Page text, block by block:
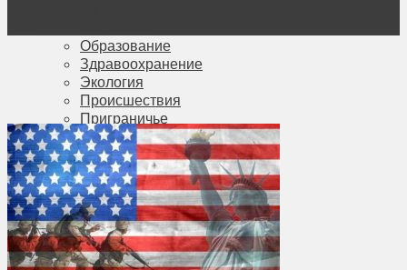
Образование
Здравоохранение
Экология
Происшествия
Приграничье
Деньги
Визиты
Выборы
Агроновости
Едим дома
Ищу семью
Духовное пространство
Спорт